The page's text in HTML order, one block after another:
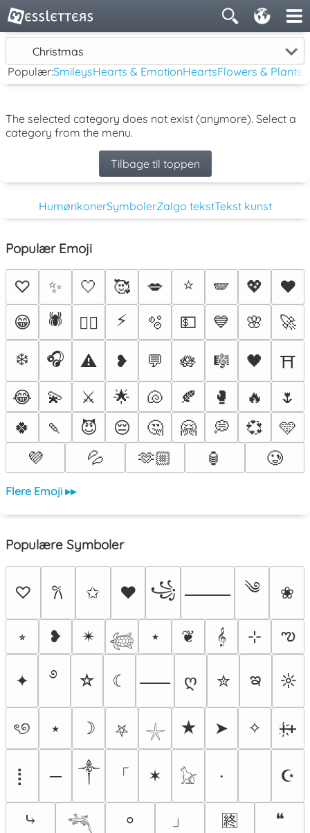
Christmas
Populær:SmileysHearts & EmotionHeartsFlowers & Plants
The selected category does not exist (anymore). Select a
category from the menu.
Tilbage til toppen
HumørikonerSymbolerZalgo tekstTekst kunst
Populær Emoji
♡ ✨ 🤍 🥰 💋 ⭐ 🪽 💖
♥️
😁
🕷️ ❤️‍🔥 ⚡ 🫧 💵 💙 🌸
🚀
❄️
🎧 ⚠️ ❥ 💬 🪷 🎼 🖤
⛩️
😂
💫 ⚔️ 🌟 🐚 🍂 🥊 🔥
🌷
🍀
🍡 😈 😔 🤔 🤗 💭 💞
🩵
💜
💦 🫶🏼 🏮 🥲
Flere Emoji ▸▸
Populære Symboler
♡ 𐙚 ✩ ♥ ꧁ ⸻ ༄ ❀
⭒ ❥ ✴︎ 𓆉 ⋆ ❦ 𝄞 ⊹ ఌ
✦ ࿔ ☆ ☾ ⸺ ღ ✮ ఇ ☼
ৎ୭ ⭑ ☽ ⛧ 𓇼 ★ ➤ ✧ ᚐ҉ᚐ
⡇ ─ ༒ 「 ✶ 𓃠 ⸱ ☪
⤷ 𓆈 ⸰ 」 🈡 ❝